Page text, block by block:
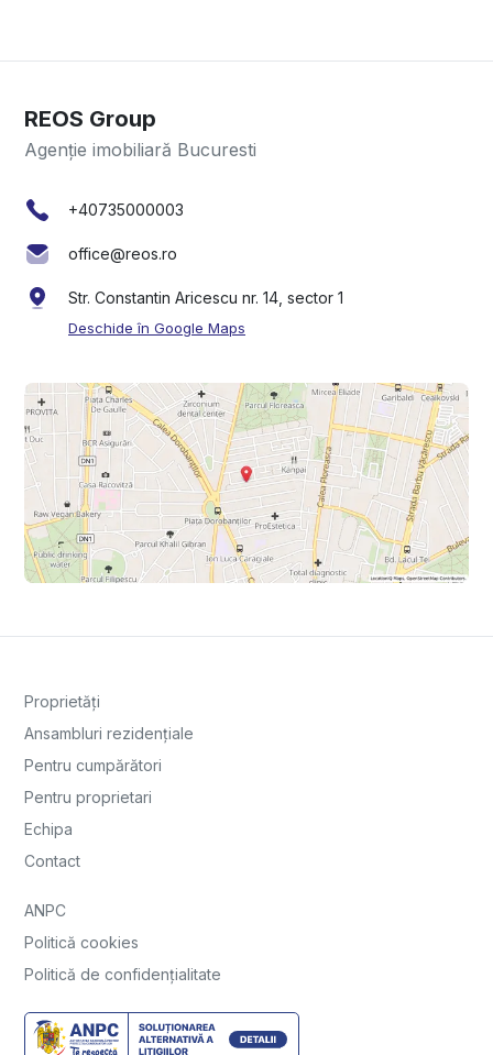
REOS Group
Agenție imobiliară Bucuresti
+40735000003
office@reos.ro
Str. Constantin Aricescu nr. 14, sector 1
Deschide în Google Maps
Proprietăți
Ansambluri rezidențiale
Pentru cumpărători
Pentru proprietari
Echipa
Contact
ANPC
Politică cookies
Politică de confidențialitate